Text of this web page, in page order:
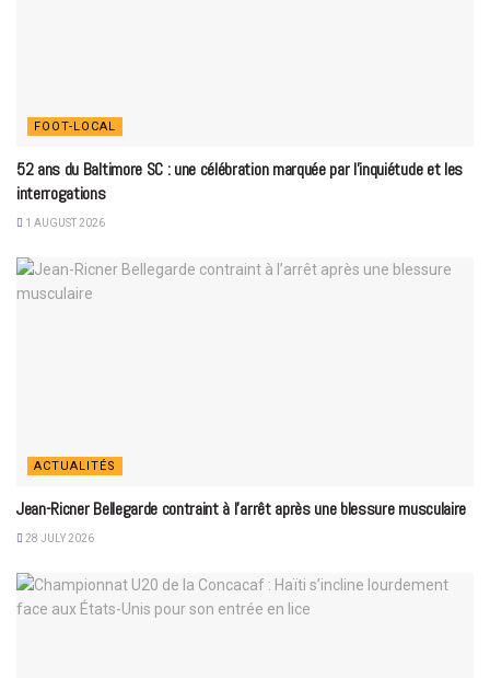
FOOT-LOCAL
52 ans du Baltimore SC : une célébration marquée par l’inquiétude et les
interrogations
1 AUGUST 2026
ACTUALITÉS
Jean-Ricner Bellegarde contraint à l’arrêt après une blessure musculaire
28 JULY 2026